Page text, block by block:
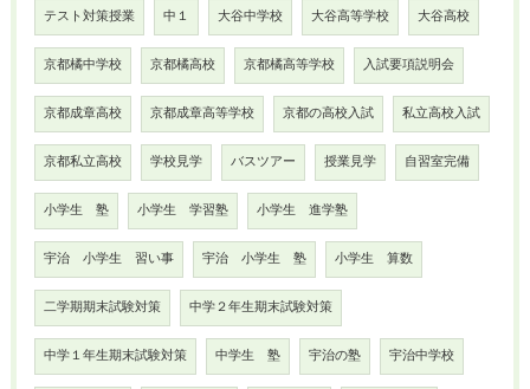
テスト対策授業 中１ 大谷中学校 大谷高等学校 大谷高校
京都橘中学校 京都橘高校 京都橘高等学校 入試要項説明会
京都成章高校 京都成章高等学校 京都の高校入試 私立高校入試
京都私立高校 学校見学 バスツアー 授業見学 自習室完備
小学生 塾 小学生 学習塾 小学生 進学塾
宇治 小学生 習い事 宇治 小学生 塾 小学生 算数
二学期期末試験対策 中学２年生期末試験対策
中学１年生期末試験対策 中学生 塾 宇治の塾 宇治中学校